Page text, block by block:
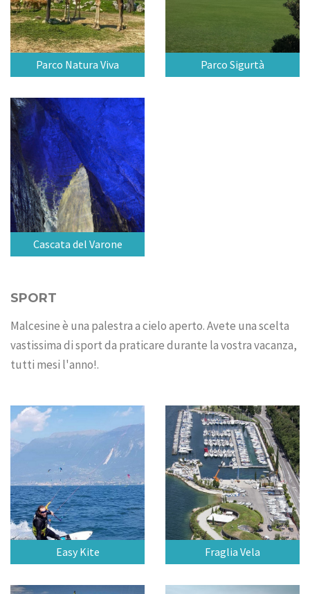
Parco Natura Viva Parco Sigurtà
Cascata del Varone
SPORT
Malcesine è una palestra a cielo aperto. Avete una scelta
vastissima di sport da praticare durante la vostra vacanza,
tutti mesi l'anno!.
Easy Kite Fraglia Vela